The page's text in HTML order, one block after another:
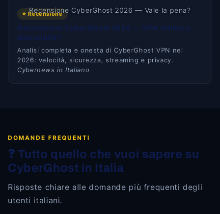
Recensione CyberGhost 2026 — Vale la pena?
⭐ Recensione
Recensione CyberGhost 2026 — VPN ottima o
discutibile?
Analisi completa e onesta di CyberGhost VPN nel
2026: velocità, sicurezza, streaming e privacy.
Cybernews in Italiano
DOMANDE FREQUENTI
❓ Tutto quello che vuoi sapere su
CyberGhost in Italia
Risposte chiare alle domande più frequenti degli
utenti italiani.